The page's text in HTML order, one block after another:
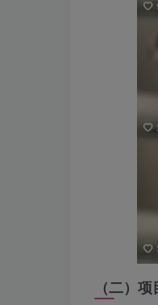
（二）